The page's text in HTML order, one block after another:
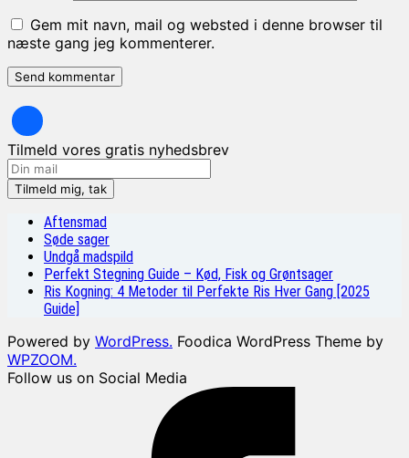
Gem mit navn, mail og websted i denne browser til
næste gang jeg kommenterer.
Tilmeld vores gratis nyhedsbrev
Aftensmad
Søde sager
Undgå madspild
Perfekt Stegning Guide – Kød, Fisk og Grøntsager
Ris Kogning: 4 Metoder til Perfekte Ris Hver Gang [2025
Guide]
Powered by WordPress. Foodica WordPress Theme by
WPZOOM.
Follow us on Social Media